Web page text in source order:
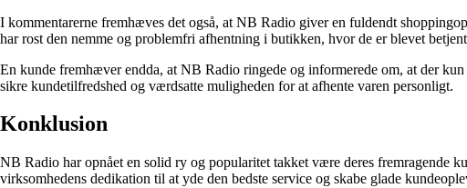
I kommentarerne fremhæves det også, at NB Radio giver en fuldendt
har rost den nemme og problemfri afhentning i butikken, hvor de er blevet
En kunde fremhæver endda, at NB Radio ringede og informerede om, at der
sikre kundetilfredshed og værdsatte muligheden for at afhente varen personligt.
Konklusion
NB Radio har opnået en solid ry og popularitet takket være deres fremragende
virksomhedens dedikation til at yde den bedste service og skabe glade